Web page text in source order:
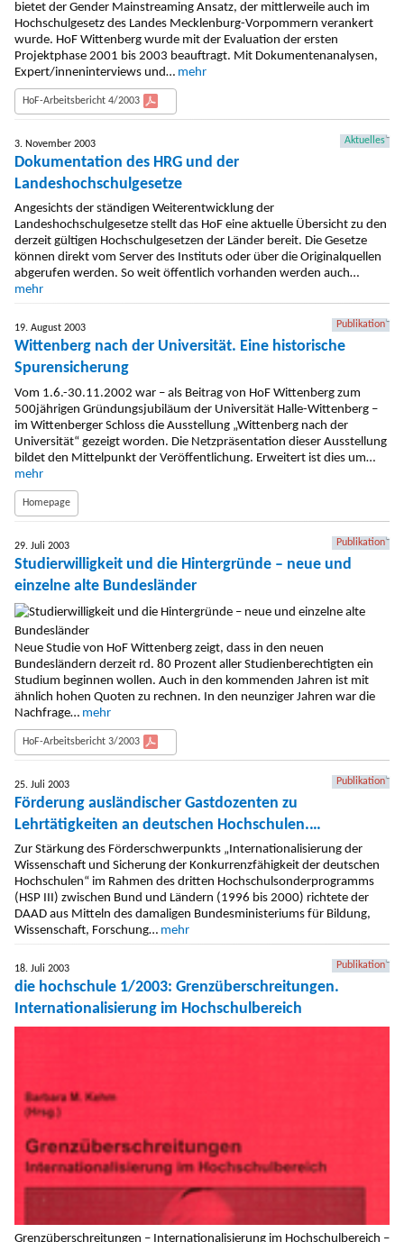
bietet der Gender Mainstreaming Ansatz, der mittlerweile auch im
Hochschulgesetz des Landes Mecklenburg-Vorpommern verankert
wurde. HoF Wittenberg wurde mit der Evaluation der ersten
Projektphase 2001 bis 2003 beauftragt. Mit Dokumentenanalysen,
Expert/inneninterviews und… mehr
HoF-Arbeitsbericht 4/2003
3. November 2003 Aktuelles
Dokumentation des HRG und der
Landeshochschulgesetze
Angesichts der ständigen Weiterentwicklung der
Landeshochschulgesetze stellt das HoF eine aktuelle Übersicht zu den
derzeit gültigen Hochschulgesetzen der Länder bereit. Die Gesetze
können direkt vom Server des Instituts oder über die Originalquellen
abgerufen werden. So weit öffentlich vorhanden werden auch…
mehr
19. August 2003 Publikation
Wittenberg nach der Universität. Eine historische
Spurensicherung
Vom 1.6.-30.11.2002 war – als Beitrag von HoF Wittenberg zum
500jährigen Gründungsjubiläum der Universität Halle-Wittenberg –
im Wittenberger Schloss die Ausstellung „Wittenberg nach der
Universität“ gezeigt worden. Die Netzpräsentation dieser Ausstellung
bildet den Mittelpunkt der Veröffentlichung. Erweitert ist dies um…
mehr
Homepage
29. Juli 2003 Publikation
Studierwilligkeit und die Hintergründe – neue und
einzelne alte Bundesländer
Neue Studie von HoF Wittenberg zeigt, dass in den neuen
Bundesländern derzeit rd. 80 Prozent aller Studienberechtigten ein
Studium beginnen wollen. Auch in den kommenden Jahren ist mit
ähnlich hohen Quoten zu rechnen. In den neunziger Jahren war die
Nachfrage… mehr
HoF-Arbeitsbericht 3/2003
25. Juli 2003 Publikation
Förderung ausländischer Gastdozenten zu
Lehrtätigkeiten an deutschen Hochschulen.
Programmstudie
Zur Stärkung des Förderschwerpunkts „Internationalisierung der
Wissenschaft und Sicherung der Konkurrenzfähigkeit der deutschen
Hochschulen“ im Rahmen des dritten Hochschulsonderprogramms
(HSP III) zwischen Bund und Ländern (1996 bis 2000) richtete der
DAAD aus Mitteln des damaligen Bundesministeriums für Bildung,
Wissenschaft, Forschung… mehr
18. Juli 2003 Publikation
die hochschule 1/2003: Grenzüberschreitungen.
Internationalisierung im Hochschulbereich
Grenzüberschreitungen – Internationalisierung im Hochschulbereich –